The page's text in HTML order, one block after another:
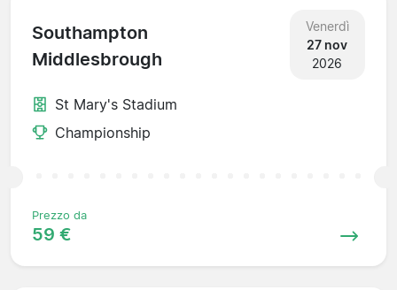
Southampton
Middlesbrough
Venerdì
27 nov
2026
St Mary's Stadium
Championship
Prezzo da
59 €